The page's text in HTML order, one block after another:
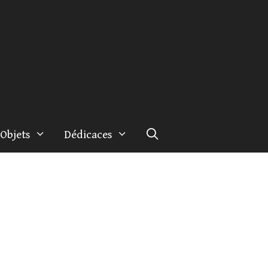
Objets Dédicaces